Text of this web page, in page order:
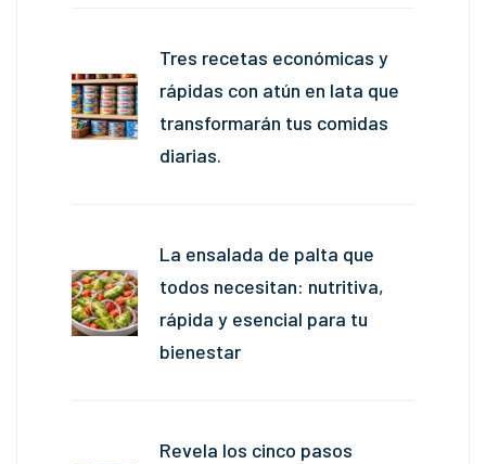
Tres recetas económicas y
rápidas con atún en lata que
transformarán tus comidas
diarias.
La ensalada de palta que
todos necesitan: nutritiva,
rápida y esencial para tu
bienestar
Revela los cinco pasos